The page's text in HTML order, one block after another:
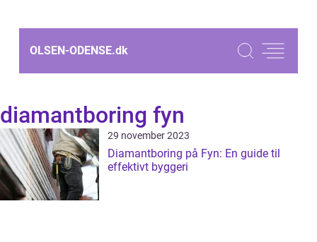
OLSEN-ODENSE.dk
diamantboring fyn
29 november 2023
Diamantboring på Fyn: En guide til
effektivt byggeri